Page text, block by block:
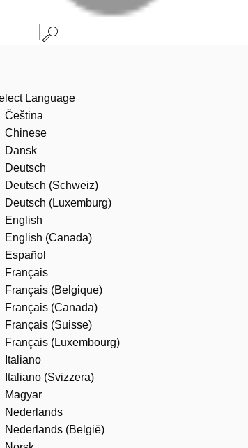
Language
Čeština
Chinese
Dansk
Deutsch
Deutsch (Schweiz)
Deutsch (Luxemburg)
English
English (Canada)
Español
Français
Français (Belgique)
Français (Canada)
Français (Suisse)
Français (Luxembourg)
Italiano
Italiano (Svizzera)
Magyar
Nederlands
Nederlands (België)